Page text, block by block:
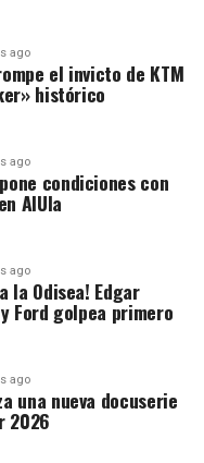
ago
el invicto de KTM
histórico
ago
condiciones con
AlUla
ago
la Odisea! Edgar
Ford golpea primero
ago
una nueva docuserie
2026